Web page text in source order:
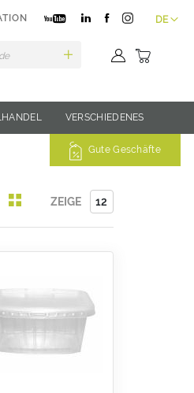
Sprache
DE
Mein
VERSCHIEDENES
Gute Geschäfte
Liste ZEIGE